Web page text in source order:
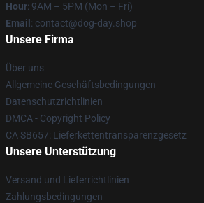
Hour: 9AM – 5PM (Mon – Fri)
Email : contact@dog-day.shop
Unsere Firma
Über uns
Allgemeine Geschäftsbedingungen
Datenschutzrichtlinien
DMCA - Copyright Policy
CA SB657: Lieferkettentransparenzgesetz
Unsere Unterstützung
Versand und Lieferrichtlinien
Zahlungsbedingungen